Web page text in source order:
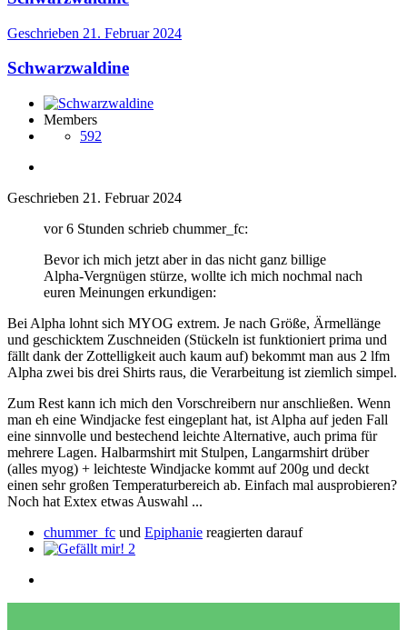
Geschrieben 21. Februar 2024
Schwarzwaldine
Members
592
Geschrieben 21. Februar 2024
vor 6 Stunden schrieb chummer_fc:
Bevor ich mich jetzt aber in das nicht ganz billige
Alpha-Vergnügen stürze, wollte ich mich nochmal nach
euren Meinungen erkundigen:
Bei Alpha lohnt sich MYOG extrem. Je nach Größe, Ärmellänge
und geschicktem Zuschneiden (Stückeln ist funktioniert prima und
fällt dank der Zottelligkeit auch kaum auf) bekommt man aus 2 lfm
Alpha zwei bis drei Shirts raus, die Verarbeitung ist ziemlich simpel.
Zum Rest kann ich mich den Vorschreibern nur anschließen. Wenn
man eh eine Windjacke fest eingeplant hat, ist Alpha auf jeden Fall
eine sinnvolle und bestechend leichte Alternative, auch prima für
mehrere Lagen. Halbarmshirt mit Stulpen, Langarmshirt drüber
(alles myog) + leichteste Windjacke kommt auf 200g und deckt
einen sehr großen Temperaturbereich ab. Einfach mal ausprobieren?
Noch hat Extex etwas Auswahl ...
chummer_fc und Epiphanie reagierten darauf
2